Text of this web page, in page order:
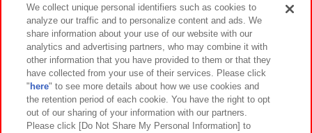
イベント・キャンペーン
関連会社 サステナビリティ サイトポリシー
プライバシーポリシー ウェブアクセシビリティ方針と検証結果
We collect unique personal identifiers such as cookies to
analyze our traffic and to personalize content and ads. We
share information about your use of our website with our
analytics and advertising partners, who may combine it with
other information that you have provided to them or that they
have collected from your use of their services. Please click
" here" to see more details about how we use cookies and
the retention period of each cookie. You have the right to opt
out of our sharing of your information with our partners.
Please click [Do Not Share My Personal Information] to